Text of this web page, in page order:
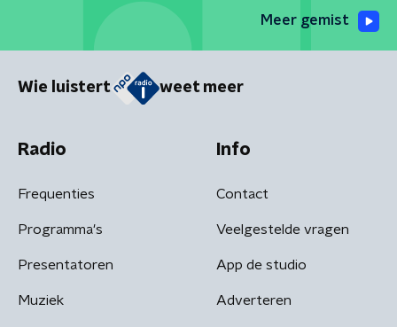
Meer gemist
Wie luistert weet meer
Radio
Frequenties
Programma's
Presentatoren
Muziek
Info
Contact
Veelgestelde vragen
App de studio
Adverteren